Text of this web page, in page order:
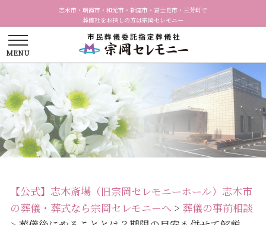
志木市・朝霞市・和光市・新座市・富士見市・三芳町で
葬儀社をお探しの方は宗岡セレモニー
【公式】志木斎場（旧宗岡セレモニーホール）志木市
の葬儀・葬式なら宗岡セレモニーへ > 葬儀の事前相談